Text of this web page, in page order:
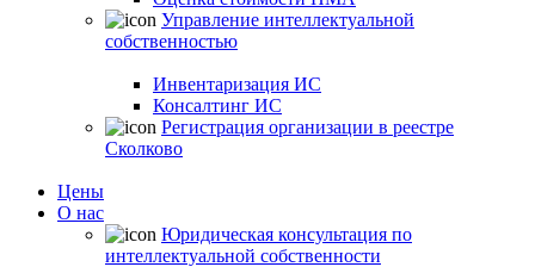
Управление интеллектуальной
собственностью
Инвентаризация ИС
Консалтинг ИС
Регистрация организации в реестре
Сколково
Цены
О нас
Юридическая консультация по
интеллектуальной собственности